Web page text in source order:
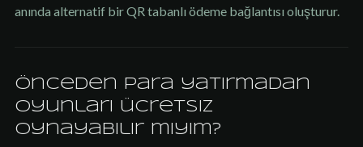
anında alternatif bir QR tabanlı ödeme bağlantısı oluşturur.
Önceden para yatırmadan
oyunları ücretsiz
oynayabilir miyim?